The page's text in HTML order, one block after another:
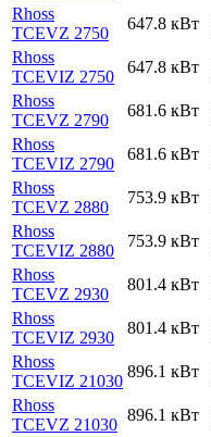
Rhoss
TCEVZ 2750
647.8 кВт
Rhoss
TCEVIZ 2750
647.8 кВт
Rhoss
TCEVZ 2790
681.6 кВт
Rhoss
TCEVIZ 2790
681.6 кВт
Rhoss
TCEVZ 2880
753.9 кВт
Rhoss
TCEVIZ 2880
753.9 кВт
Rhoss
TCEVZ 2930
801.4 кВт
Rhoss
TCEVIZ 2930
801.4 кВт
Rhoss
TCEVIZ 21030
896.1 кВт
Rhoss
TCEVZ 21030
896.1 кВт